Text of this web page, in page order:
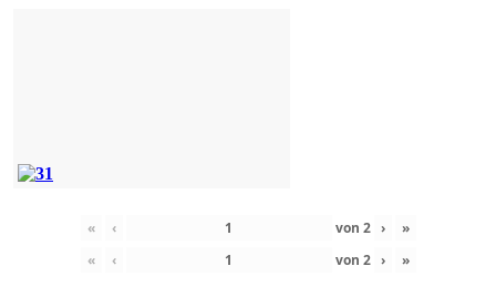
« ‹ von 2 ›
»
«
‹ von 2 › »